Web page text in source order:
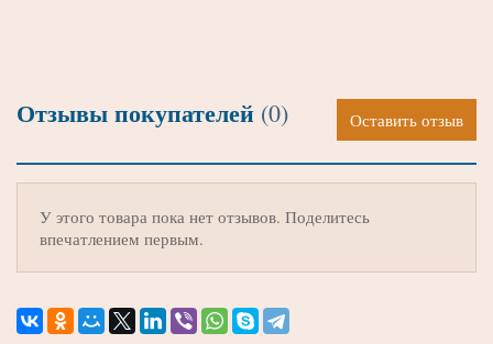
Отзывы покупателей (0) Оставить отзыв
У этого товара пока нет отзывов. Поделитесь
впечатлением первым.